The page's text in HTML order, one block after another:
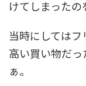
けてしまったの
当時にしては
高い買い物だ
ぁ。